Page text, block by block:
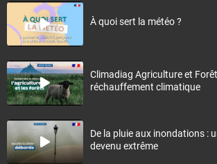
À quoi sert la météo ?
Climadiag Agriculture et
réchauffement climatique
De la pluie aux inondations :
devenu extrême